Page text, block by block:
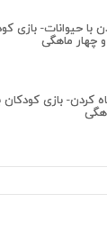
با حیوانات- بازی
چهار ماهگی
کردن- بازی